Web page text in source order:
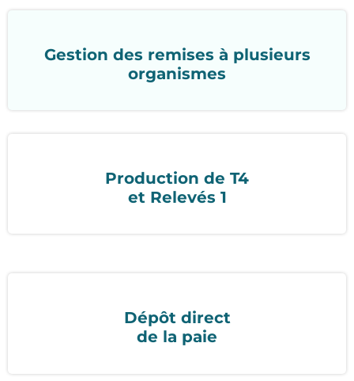
Gestion des remises à plusieurs
organismes
Production de T4
et Relevés 1
Dépôt direct
de la paie